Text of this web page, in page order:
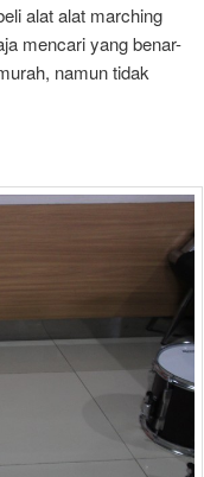
alat alat marching
mencari yang benar-
namun tidak